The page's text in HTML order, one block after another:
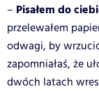
– Pisałem do
przelewałem
odwagi, by
zapomniałaś, że
dwóch latach